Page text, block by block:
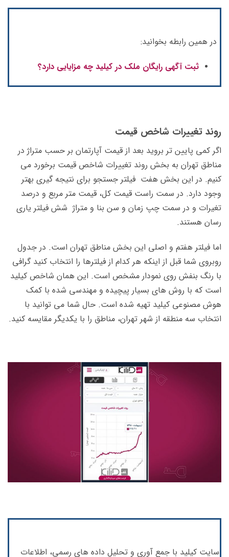
در همین رابطه بخوانید:
ثبت آگهی رایگان ملک در کیلید چه مزایایی دارد؟
روند تغییرات شاخص قیمت
اگر کمی پایین تر بروید بعد از قیمت آپارتمان بر حسب متراژ در
مناطق تهران به بخش روند تغییرات شاخص قیمت برخورد می
کنیم. در این بخش هفت فیلتر جستجو برای نتیجه گیری بهتر
وجود دارد. در سمت راست قیمت کل، قیمت متر مربع و درصد
تغیرات و در سمت چپ زمان و سن بنا و متراژ شش فیلتر یاری
رسان هستند.
اما فیلتر هفتم و اصلی این بخش مناطق تهران است. در جدول
روبروی شما قبل از اینکه هر کدام از فیلترها را انتخاب کنید گرافی
با رنگ بنفش روی نمودار مشخص است. این همان شاخص کیلید
است که با روش های بسیار پیچیده و مهندسی شده با کمک
هوش مصنوعی کیلید تهیه شده است. حال شما می توانید با
انتخاب سه منطقه از شهر تهران، مناطق را با یکدیگر مقایسه کنید.
سایت کیلید با جمع آوری و تحلیل داده های رسمی، اطلاعات